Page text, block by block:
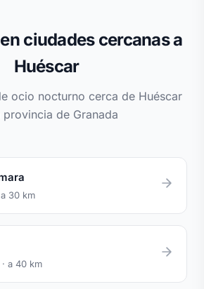
ciudades cercanas a
Huéscar
ocio nocturno cerca de Huéscar
provincia de Granada
30 km
a 40 km